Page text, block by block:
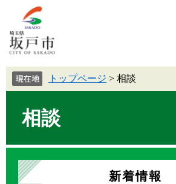
トップページ > 相談
相談
新着情報